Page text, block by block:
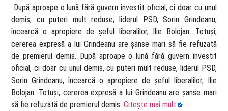
​ După aproape o lună fără guvern învestit oficial, ci doar cu unul
demis, cu puteri mult reduse, liderul PSD, Sorin Grindeanu,
încearcă o apropiere de șeful liberalilor, Ilie Bolojan. Totuși,
cererea expresă a lui Grindeanu are șanse mari să fie refuzată
de premierul demis. După aproape o lună fără guvern învestit
oficial, ci doar cu unul demis, cu puteri mult reduse, liderul PSD,
Sorin Grindeanu, încearcă o apropiere de șeful liberalilor, Ilie
Bolojan. Totuși, cererea expresă a lui Grindeanu are șanse mari
să fie refuzată de premierul demis.Citește mai mult